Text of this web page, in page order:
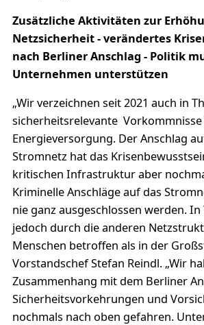
Zusätzliche Aktivitäten zur
Netzsicherheit - verändertes
nach Berliner Anschlag - Politik
Unternehmen unterstützen
„Wir verzeichnen seit 2021 auch in
sicherheitsrelevante
Energieversorgung. Der Anschlag
Stromnetz hat das
kritischen Infrastruktur aber
Kriminelle Anschläge auf das
nie ganz ausgeschlossen werden.
jedoch durch die anderen
Menschen betroffen als in der
Vorstandschef Stefan Reindl. „Wir
Zusammenhang mit dem Berliner
Sicherheitsvorkehrungen und
nochmals nach oben gefahren.